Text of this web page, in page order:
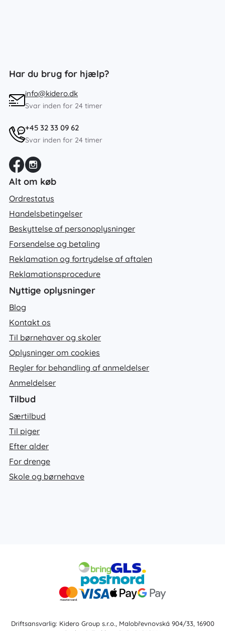
Har du brug for hjælp?
info@kidero.dk
Svar inden for 24 timer
+45 32 33 09 62
Svar inden for 24 timer
Alt om køb
Ordrestatus
Handelsbetingelser
Beskyttelse af personoplysninger
Forsendelse og betaling
Reklamation og fortrydelse af aftalen
Reklamationsprocedure
Nyttige oplysninger
Blog
Kontakt os
Til børnehaver og skoler
Oplysninger om cookies
Regler for behandling af anmeldelser
Anmeldelser
Tilbud
Særtilbud
Til piger
Efter alder
For drenge
Skole og børnehave
Driftsansvarlig: Kidero Group s.r.o., Malobřevnovská 904/33, 16900